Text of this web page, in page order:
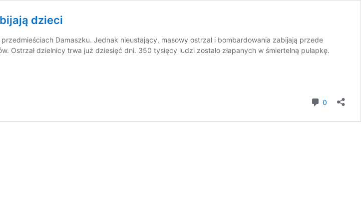
dzieci
Damaszku. Jednak nieustający, masowy ostrzał i bombardowania zabijają przede
Ostrzał dzielnicy trwa już dziesięć dni. 350 tysięcy ludzi zostało złapanych w śmiertelną pułapkę.
0